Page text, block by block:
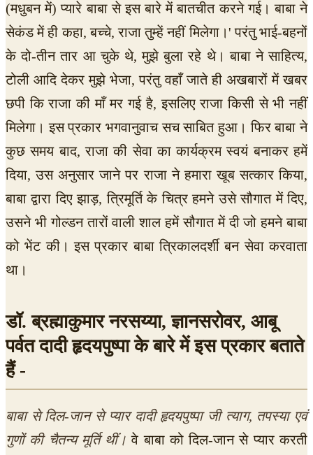
(मधुबन में) प्यारे बाबा से इस बारे में बातचीत करने गई। बाबा ने
सेकंड में ही कहा, बच्चे, राजा तुम्हें नहीं मिलेगा।' परंतु भाई-बहनों
के दो-तीन तार आ चुके थे, मुझे बुला रहे थे। बाबा ने साहित्य,
टोली आदि देकर मुझे भेजा, परंतु वहाँ जाते ही अखबारों में खबर
छपी कि राजा की माँ मर गई है, इसलिए राजा किसी से भी नहीं
मिलेगा। इस प्रकार भगवानुवाच सच साबित हुआ। फिर बाबा ने
कुछ समय बाद, राजा की सेवा का कार्यक्रम स्वयं बनाकर हमें
दिया, उस अनुसार जाने पर राजा ने हमारा खूब सत्कार किया,
बाबा द्वारा दिए झाड़, त्रिमूर्ति के चित्र हमने उसे सौगात में दिए,
उसने भी गोल्डन तारों वाली शाल हमें सौगात में दी जो हमने बाबा
को भेंट की। इस प्रकार बाबा त्रिकालदर्शी बन सेवा करवाता
था।
डॉ. ब्रह्माकुमार नरसय्या, ज्ञानसरोवर, आबू
पर्वत दादी हृदयपुष्पा के बारे में इस प्रकार बताते
हैं -
बाबा से दिल-जान से प्यार दादी हृदयपुष्पा जी त्याग, तपस्या एवं
गुणों की चैतन्य मूर्ति थीं।वे बाबा को दिल-जान से प्यार करती